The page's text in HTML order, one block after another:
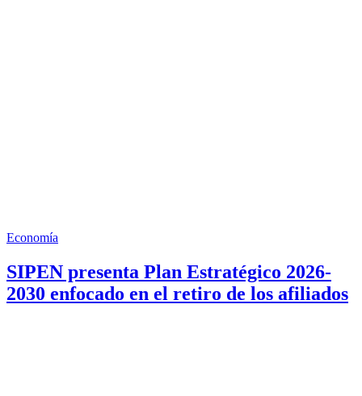
Economía
SIPEN presenta Plan Estratégico 2026-
2030 enfocado en el retiro de los afiliados